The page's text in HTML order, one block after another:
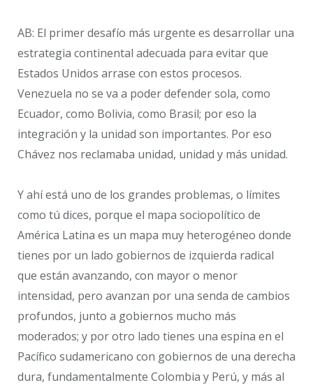
AB: El primer desafío más urgente es desarrollar una
estrategia continental adecuada para evitar que
Estados Unidos arrase con estos procesos.
Venezuela no se va a poder defender sola, como
Ecuador, como Bolivia, como Brasil; por eso la
integración y la unidad son importantes. Por eso
Chávez nos reclamaba unidad, unidad y más unidad.
Y ahí está uno de los grandes problemas, o límites
como tú dices, porque el mapa sociopolítico de
América Latina es un mapa muy heterogéneo donde
tienes por un lado gobiernos de izquierda radical
que están avanzando, con mayor o menor
intensidad, pero avanzan por una senda de cambios
profundos, junto a gobiernos mucho más
moderados; y por otro lado tienes una espina en el
Pacífico sudamericano con gobiernos de una derecha
dura, fundamentalmente Colombia y Perú, y más al